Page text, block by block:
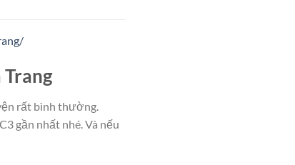
rất bình thường.
gần nhất nhé. Và nếu